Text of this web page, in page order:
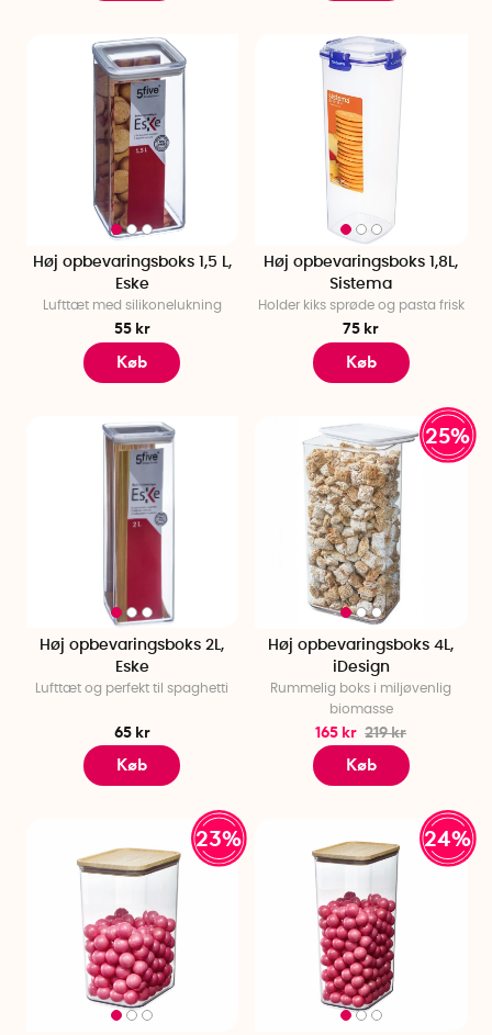
Høj opbevaringsboks 1,5 L,
Eske
Lufttæt med silikonelukning
55 kr
Køb
Høj opbevaringsboks 1,8L,
Sistema
Holder kiks sprøde og pasta frisk
75 kr
Køb
Høj opbevaringsboks 2L,
Eske
Lufttæt og perfekt til spaghetti
65 kr
Køb
25%
Høj opbevaringsboks 4L,
iDesign
Rummelig boks i miljøvenlig
biomasse
165 kr 219 kr
Køb
23% 24%